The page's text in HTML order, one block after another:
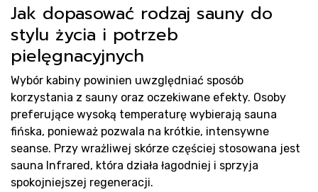
Jak dopasować rodzaj sauny do
stylu życia i potrzeb
pielęgnacyjnych
Wybór kabiny powinien uwzględniać sposób
korzystania z sauny oraz oczekiwane efekty. Osoby
preferujące wysoką temperaturę wybierają sauna
fińska, ponieważ pozwala na krótkie, intensywne
seanse. Przy wrażliwej skórze częściej stosowana jest
sauna Infrared, która działa łagodniej i sprzyja
spokojniejszej regeneracji.